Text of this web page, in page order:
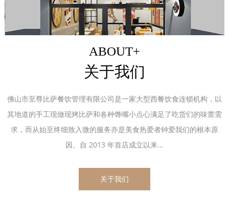
ABOUT+
关于我们
佛山市至尊比萨餐饮管理有限公司是一家大型西餐饮食连锁机构，以
其地道的手工现做现烤比萨和各种馋嘴小点心满足了吃货们的味蕾需
求，而从始至终细致入微的服务亦是美食热爱者钟爱我们的根本原
因。自 2013 年首店成立以来...
关于我们